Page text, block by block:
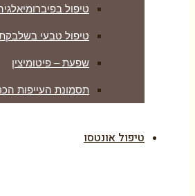
טיפול
טיפול טבעי
שפעת – פיטומיצין
תסמונת העייפות
טיפול אונטסו